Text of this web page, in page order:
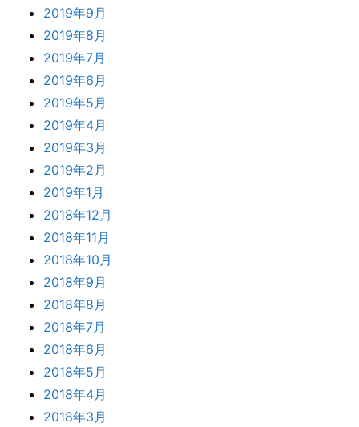
2019年9月
2019年8月
2019年7月
2019年6月
2019年5月
2019年4月
2019年3月
2019年2月
2019年1月
2018年12月
2018年11月
2018年10月
2018年9月
2018年8月
2018年7月
2018年6月
2018年5月
2018年4月
2018年3月